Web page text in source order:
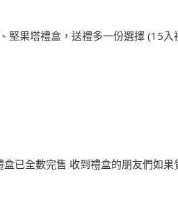
堅果塔禮盒，送禮多一份選擇 (15入
已全數完售 收到禮盒的朋友們如